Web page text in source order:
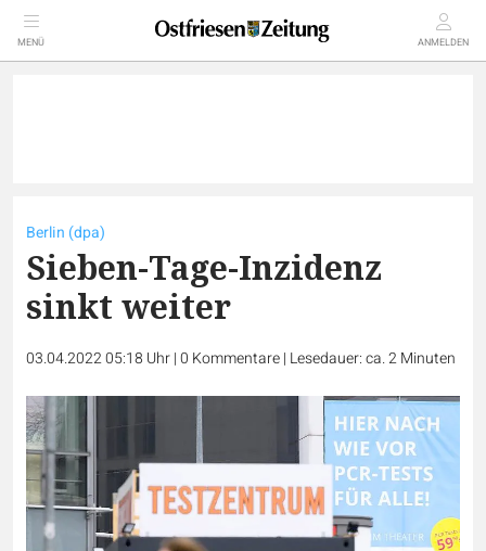
MENÜ ANMELDEN
Berlin (dpa)
Sieben-Tage-Inzidenz
sinkt weiter
03.04.2022 05:18 Uhr|0 Kommentare| Lesedauer: ca. 2 Minuten